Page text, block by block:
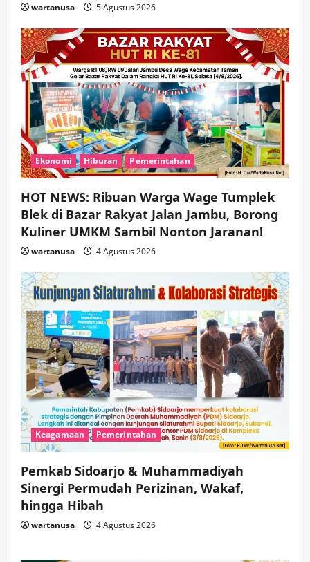
wartanusa 5 Agustus 2026
Ekonomi Hiburan Pemerintahan
HOT NEWS: Ribuan Warga Wage Tumplek
Blek di Bazar Rakyat Jalan Jambu, Borong
Kuliner UMKM Sambil Nonton Jaranan!
wartanusa 4 Agustus 2026
Keagamaan Pemerintahan
Pemkab Sidoarjo & Muhammadiyah
Sinergi Permudah Perizinan, Wakaf,
hingga Hibah
wartanusa 4 Agustus 2026